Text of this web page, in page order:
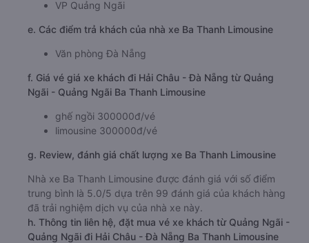
VP Quảng Ngãi
e. Các điểm trả khách của nhà xe Ba Thanh Limousine
Văn phòng Đà Nẵng
f. Giá vé giá xe khách đi Hải Châu - Đà Nẵng từ Quảng
Ngãi - Quảng Ngãi Ba Thanh Limousine
ghế ngồi 300000đ/vé
limousine 300000đ/vé
g. Review, đánh giá chất lượng xe Ba Thanh Limousine
Nhà xe Ba Thanh Limousine được đánh giá với số điểm
trung bình là 5.0/5 dựa trên 99 đánh giá của khách hàng
đã trải nghiệm dịch vụ của nhà xe này.
h. Thông tin liên hệ, đặt mua vé xe khách từ Quảng Ngãi -
Quảng Ngãi đi Hải Châu - Đà Nẵng Ba Thanh Limousine